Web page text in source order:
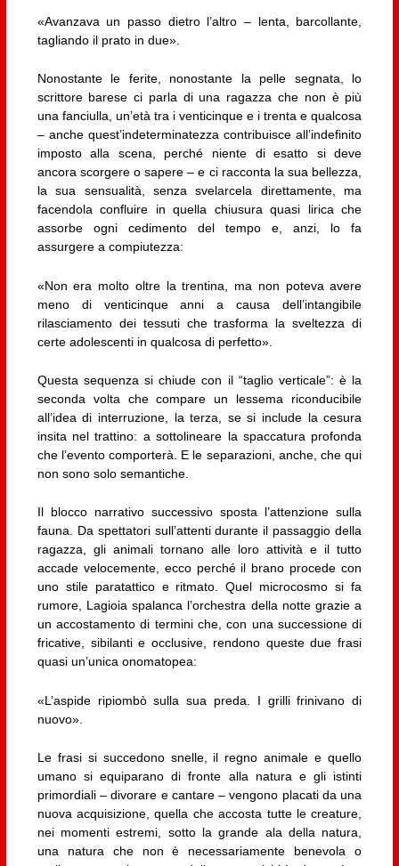
«Avanzava un passo dietro l’altro – lenta, barcollante,
tagliando il prato in due».
Nonostante le ferite, nonostante la pelle segnata, lo
scrittore barese ci parla di una ragazza che non è più
una fanciulla, un’età tra i venticinque e i trenta e qualcosa
– anche quest’indeterminatezza contribuisce all’indefinito
imposto alla scena, perché niente di esatto si deve
ancora scorgere o sapere – e ci racconta la sua bellezza,
la sua sensualità, senza svelarcela direttamente, ma
facendola confluire in quella chiusura quasi lirica che
assorbe ogni cedimento del tempo e, anzi, lo fa
assurgere a compiutezza:
«Non era molto oltre la trentina, ma non poteva avere
meno di venticinque anni a causa dell’intangibile
rilasciamento dei tessuti che trasforma la sveltezza di
certe adolescenti in qualcosa di perfetto».
Questa sequenza si chiude con il “taglio verticale”: è la
seconda volta che compare un lessema riconducibile
all’idea di interruzione, la terza, se si include la cesura
insita nel trattino: a sottolineare la spaccatura profonda
che l’evento comporterà. E le separazioni, anche, che qui
non sono solo semantiche.
Il blocco narrativo successivo sposta l’attenzione sulla
fauna. Da spettatori sull’attenti durante il passaggio della
ragazza, gli animali tornano alle loro attività e il tutto
accade velocemente, ecco perché il brano procede con
uno stile paratattico e ritmato. Quel microcosmo si fa
rumore, Lagioia spalanca l’orchestra della notte grazie a
un accostamento di termini che, con una successione di
fricative, sibilanti e occlusive, rendono queste due frasi
quasi un’unica onomatopea:
«L’aspide ripiombò sulla sua preda. I grilli frinivano di
nuovo».
Le frasi si succedono snelle, il regno animale e quello
umano si equiparano di fronte alla natura e gli istinti
primordiali – divorare e cantare – vengono placati da una
nuova acquisizione, quella che accosta tutte le creature,
nei momenti estremi, sotto la grande ala della natura,
una natura che non è necessariamente benevola o